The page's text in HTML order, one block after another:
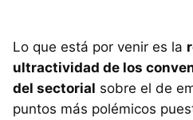
Lo que está por venir es la
ultractividad de los
del sectorial sobre el de
puntos más polémicos